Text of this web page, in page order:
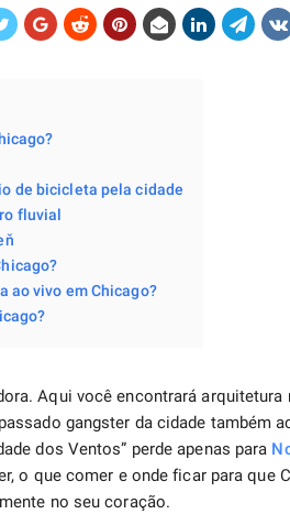
de bicicleta pela cidade
fluvial
ao vivo em Chicago?
Aqui você encontrará arquitetura
gangster da cidade também
dos Ventos” perde apenas para
o que comer e onde ficar para que
no seu coração.